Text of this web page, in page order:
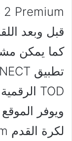
قبل وبعد
كما يمكن
TOD الرقمية بجودة Full HD بدون تقطيع.
ويوفر